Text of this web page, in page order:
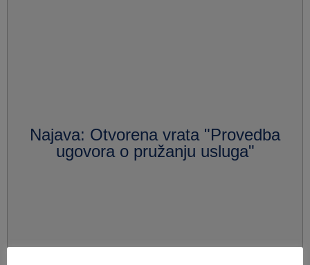
Najava: Otvorena vrata "Provedba
ugovora o pružanju usluga"